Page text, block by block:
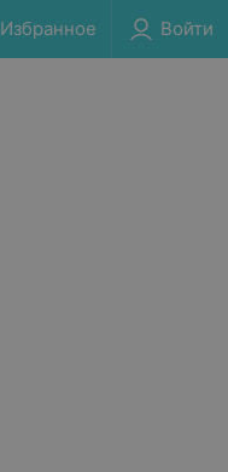
Избранное Войти